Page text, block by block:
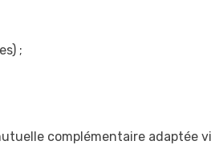
;
complémentaire adaptée